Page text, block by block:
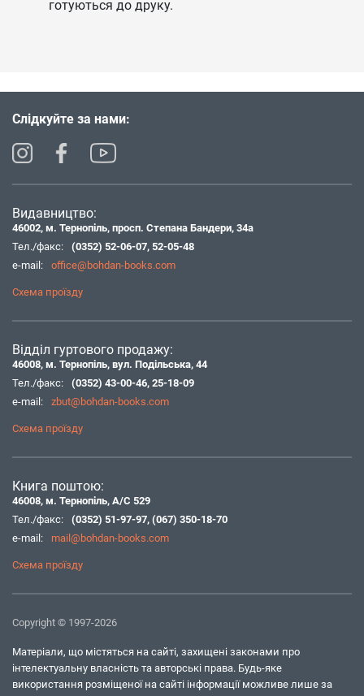
готуються до друку.
Слідкуйте за нами:
Видавництво:
46002, м. Тернопіль, просп. Степана Бандери, 34а
Тел./факс:
(0352) 52-06-07, 52-05-48
e-mail:
office@bohdan-books.com
Схема проїзду
Відділ гуртового продажу:
46008, м. Тернопіль, вул. Подільська, 44
Тел./факс:
(0352) 43-00-46, 25-18-09
e-mail:
zbut@bohdan-books.com
Схема проїзду
Книга поштою:
46008, м. Тернопіль, А/С 529
Тел./факс:
(0352) 51-97-97, (067) 350-18-70
e-mail:
mail@bohdan-books.com
Схема проїзду
Copyright © 1997-2026
Матеріали, що містяться на сайті, захищені законами про
інтелектуальну власність та авторські права. Будь-яке
використання розміщеної на сайті інформації можливе лише за